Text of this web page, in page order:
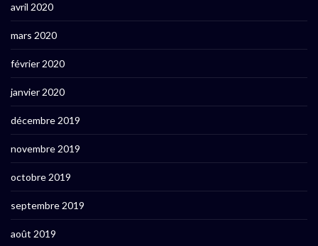
avril 2020
mars 2020
février 2020
janvier 2020
décembre 2019
novembre 2019
octobre 2019
septembre 2019
août 2019